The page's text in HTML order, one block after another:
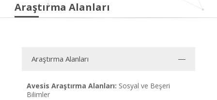
Araştırma Alanları
Araştırma Alanları
Avesis Araştırma Alanları: Sosyal ve Beşeri
Bilimler